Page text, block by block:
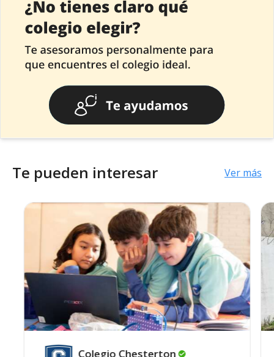
Te pueden interesar Ver más
Colegio Chesterton